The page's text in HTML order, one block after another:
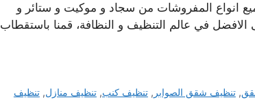
انواع المفروشات من سجاد و موكيت و ستائر و
الافضل في عالم التنظيف و النظافة، قمنا باستقطاب
,تنظيف شقق الصوابر ,تنظيف كنب,تنظيف منازل,تنظيف